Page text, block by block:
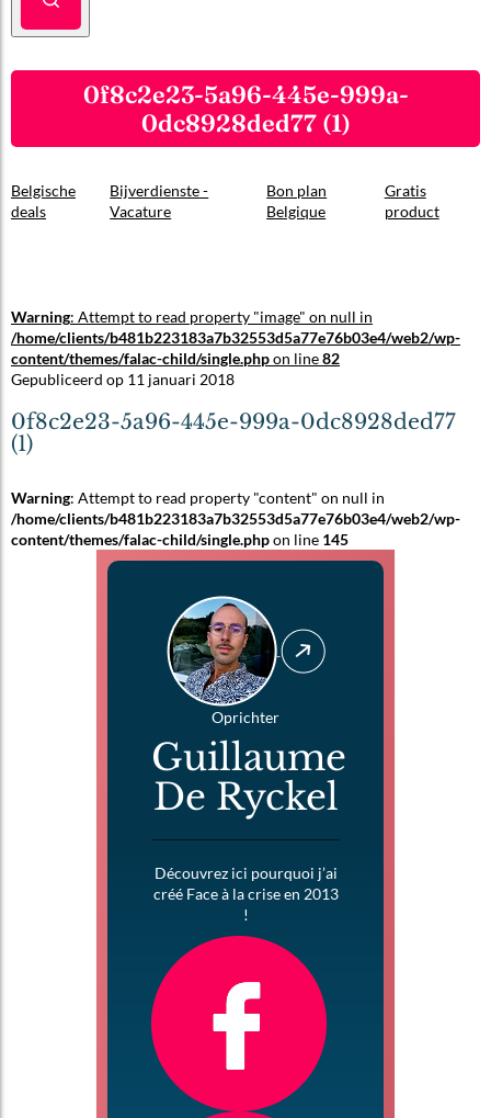
0f8c2e23-5a96-445e-999a-
0dc8928ded77 (1)
Belgische
deals
Bijverdienste -
Vacature
Bon plan
Belgique
Gratis
product
Warning: Attempt to read property "image" on null in
/home/clients/b481b223183a7b32553d5a77e76b03e4/web2/wp-
content/themes/falac-child/single.phpon line82
Gepubliceerd op 11 januari 2018
0f8c2e23-5a96-445e-999a-0dc8928ded77
(1)
Warning: Attempt to read property "content" on null in
/home/clients/b481b223183a7b32553d5a77e76b03e4/web2/wp-
content/themes/falac-child/single.phpon line 145
Oprichter
Guillaume
De Ryckel
Découvrez ici pourquoi j’ai
créé Face à la crise en 2013
!